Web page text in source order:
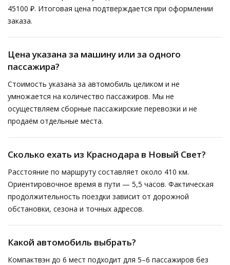
45100 ₽. Итоговая цена подтверждается при оформлении
заказа.
Цена указана за машину или за одного
пассажира?
Стоимость указана за автомобиль целиком и не
умножается на количество пассажиров. Мы не
осуществляем сборные пассажирские перевозки и не
продаём отдельные места.
Сколько ехать из Краснодара в Новый Свет?
Расстояние по маршруту составляет около 410 км.
Ориентировочное время в пути — 5,5 часов. Фактическая
продолжительность поездки зависит от дорожной
обстановки, сезона и точных адресов.
Какой автомобиль выбрать?
Компактвэн до 6 мест подходит для 5–6 пассажиров без